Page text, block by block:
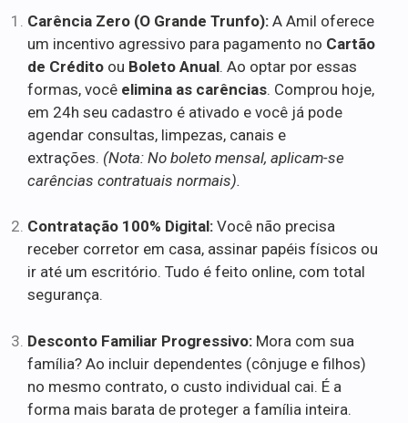
Carência Zero (O Grande Trunfo): A Amil oferece
um incentivo agressivo para pagamento no Cartão
de Crédito ou Boleto Anual. Ao optar por essas
formas, você elimina as carências. Comprou hoje,
em 24h seu cadastro é ativado e você já pode
agendar consultas, limpezas, canais e
extrações. (Nota: No boleto mensal, aplicam-se
carências contratuais normais).
Contratação 100% Digital: Você não precisa
receber corretor em casa, assinar papéis físicos ou
ir até um escritório. Tudo é feito online, com total
segurança.
Desconto Familiar Progressivo: Mora com sua
família? Ao incluir dependentes (cônjuge e filhos)
no mesmo contrato, o custo individual cai. É a
forma mais barata de proteger a família inteira.